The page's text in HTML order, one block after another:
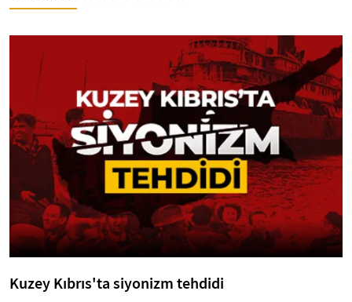
Kuzey Kıbrıs'ta siyonizm tehdidi